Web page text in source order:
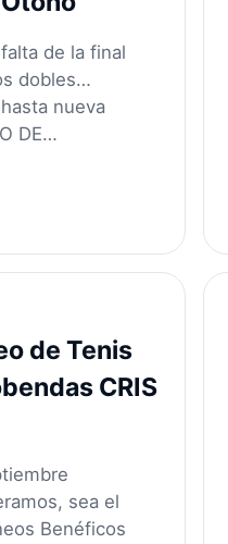
de la final
dobles…
nueva
DE…
de Tenis
CRIS
sea el
Benéficos